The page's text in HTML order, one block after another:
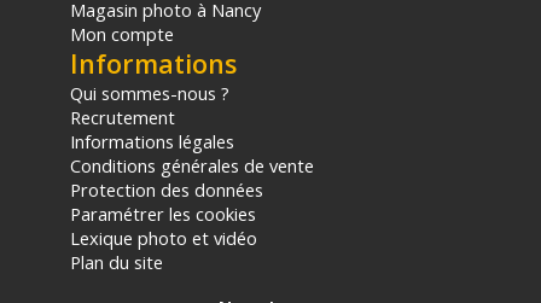
Magasin photo à Nancy
Mon compte
Informations
Qui sommes-nous ?
Recrutement
Informations légales
Conditions générales de vente
Protection des données
Paramétrer les cookies
Lexique photo et vidéo
Plan du site